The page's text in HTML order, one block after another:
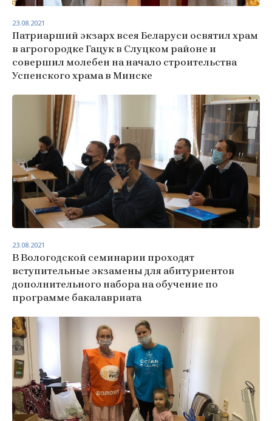
Патриарший экзарх всея Беларуси освятил храм
в агрогородке Гацук в Слуцком районе и
совершил молебен на начало строительства
Успенского храма в Минске
23.08.2021
В Вологодской семинарии проходят
вступительные экзамены для абитуриентов
дополнительного набора на обучение по
программе бакалавриата
23.08.2021